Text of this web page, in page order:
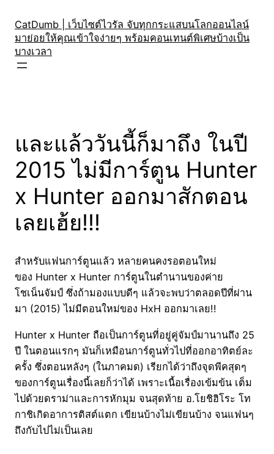
content
CatDumb | เว็บไซต์ไวรัล จับทุกกระแสบนโลกออนไลน์
มาย่อยให้คุณเข้าใจง่ายๆ พร้อมคอนเทนต์พิเศษบ้างเป็น
บางเวลา
และแล้ววันนี้ก็มาถึง ในปี
2015 ไม่มีการ์ตูน Hunter
x Hunter ออกมาสักตอน
เลยเฮ้ย!!!
สำหรับแฟนการ์ตูนแล้ว หลายคนคงรอตอนใหม่
ของ Hunter x Hunter การ์ตูนในตำนานของค่าย
โชเน็นจัมป์ ซึ่งถ้ามองแบบดีๆ แล้วจะพบว่าตลอดปีที่ผ่าน
มา (2015) ไม่มีตอนใหม่ของ HxH ออกมาเลย!!
Hunter x Hunter ถือเป็นการ์ตูนที่อยู่คู่จัมป์มานานถึง 25
ปี ในตอนแรกๆ มันก็เหมือนการ์ตูนทั่วไปที่ออกอาทิตย์ละ
ครั้ง ซึ่งตอนหลังๆ (ในภาคมด) เรียกได้ว่าถึงจุดพีคสุดๆ
ของการ์ตูนเรื่องนี้เลยก็ว่าได้ เพราะเนื้อเรื่องเข้มข้น เต็ม
ไปด้วยดราม่าและการหักมุม จนสุดท้าย อ.โยชิฮิโระ โท
กาชิเกิดอาการติสต์แตก เขียนบ้างไม่เขียนบ้าง จนแฟนๆ
ถึงกับไปไม่เป็นเลย